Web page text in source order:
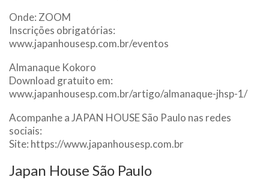
Onde: ZOOM
Inscrições obrigatórias:
www.japanhousesp.com.br/eventos
Almanaque Kokoro
Download gratuito em:
www.japanhousesp.com.br/artigo/almanaque-jhsp-1/
Acompanhe a JAPAN HOUSE São Paulo nas redes
sociais:
Site: https://www.japanhousesp.com.br
Japan House São Paulo